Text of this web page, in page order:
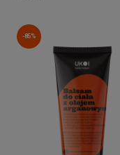
-85%